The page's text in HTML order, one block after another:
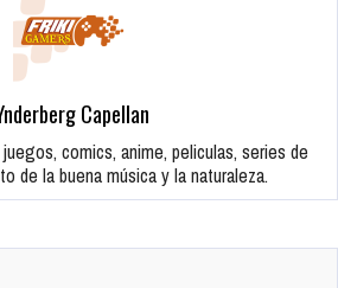
Capellan
comics, anime, peliculas, series de
de la buena música y la naturaleza.